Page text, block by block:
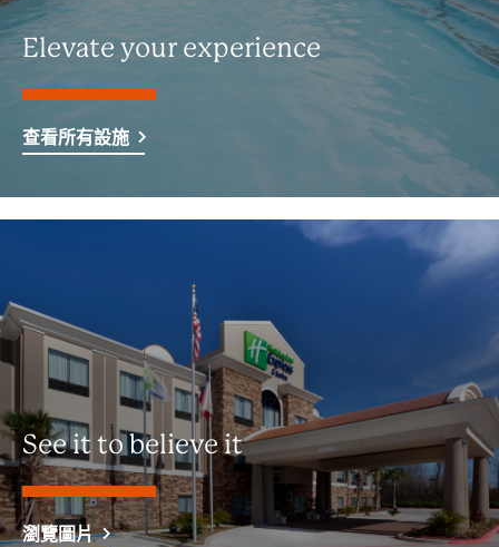
Elevate your experience
查看所有設施
See it to believe it
瀏覽圖片